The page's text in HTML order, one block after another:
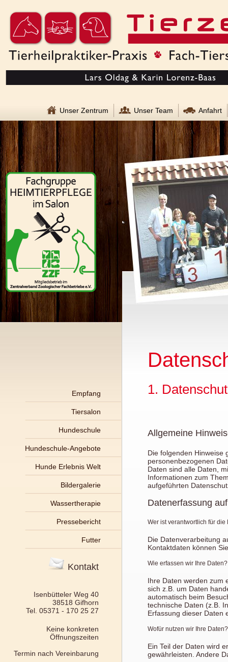
Unser Zentrum Unser Team Anfahrt
Empfang
Tiersalon
Hundeschule
Hundeschule-Angebote
Hunde Erlebnis Welt
Bildergalerie
Wassertherapie
Pressebericht
Futter
Kontakt
Isenbütteler Weg 40
38518 Gifhorn
Tel. 05371 - 170 25 27
Keine konkreten
Öffnungszeiten
Termin nach Vereinbarung
1.
Allgemeine
Die folgenden Hinweise
personenbezogenen
Daten sind alle Daten,
Informationen zum
aufgeführten
Datenerfassung
Wer ist verantwortlich für
Die Datenverarbeitung
Kontaktdaten können
Wie erfassen wir Ihre Daten?
Ihre Daten werden zum
sich z.B. um Daten
automatisch beim
technische Daten (z.B.
Erfassung dieser Daten
Wofür nutzen wir Ihre Daten?
Ein Teil der Daten wird
gewährleisten. Andere